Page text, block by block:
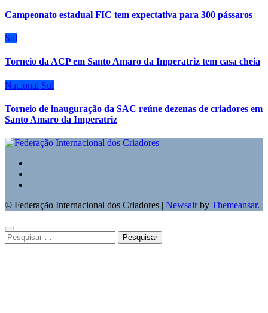
Campeonato estadual FIC tem expectativa para 300 pássaros
Sul
Torneio da ACP em Santo Amaro da Imperatriz tem casa cheia
Nacional Sul
Torneio de inauguração da SAC reúne dezenas de criadores em
Santo Amaro da Imperatriz
© Federação Internacional dos Criadores | Newsairby Themeansar.
Pesquisar
por: